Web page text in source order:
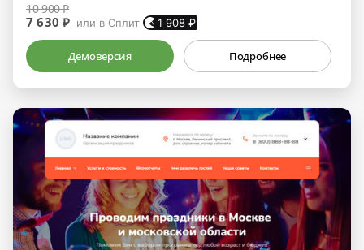
10 900 ₽
7 630 ₽ или в Сплит 1 908 ₽
Демоверсия Подробнее